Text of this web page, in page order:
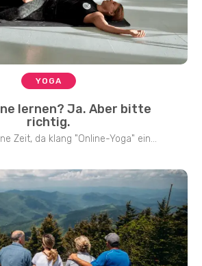
YOGA
lernen? Ja. Aber bitte
richtig.
Zeit, da klang "Online-Yoga" ein...